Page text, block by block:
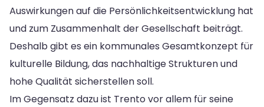
Auswirkungen auf die Persönlichkeitsentwicklung hat
und zum Zusammenhalt der Gesellschaft beiträgt.
Deshalb gibt es ein kommunales Gesamtkonzept für
kulturelle Bildung, das nachhaltige Strukturen und
hohe Qualität sicherstellen soll.
Im Gegensatz dazu ist Trento vor allem für seine